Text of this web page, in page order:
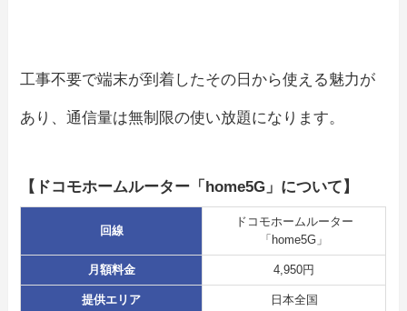
工事不要で端末が到着したその日から使える魅力が
あり、通信量は無制限の使い放題になります。
【ドコモホームルーター「home5G」について】
回線
ドコモホームルーター
「home5G」
月額料金 4,950円
提供エリア 日本全国